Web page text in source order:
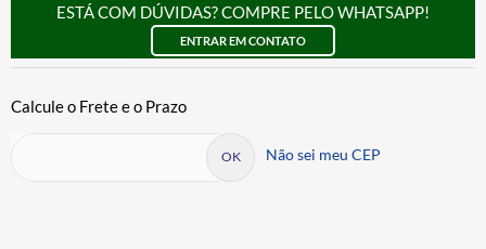
ESTÁ COM DÚVIDAS? COMPRE PELO WHATSAPP!
ENTRAR EM CONTATO
Não sei meu CEP